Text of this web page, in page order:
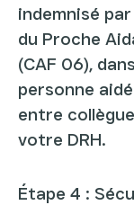
indemnisé
du Proche
(CAF 06),
personne
entre
votre DRH.
Étape 4 :